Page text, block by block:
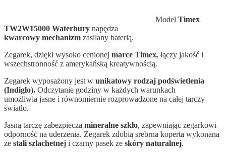
Model Timex
TW2W15000 Waterbury napędza
kwarcowy mechanizm zasilany baterią.
Zegarek, dzięki wysoko cenionej marce Timex, łączy jakość i
wszechstronność z amerykańską kreatywnością.
Zegarek wyposażony jest w unikatowy rodzaj podświetlenia
(Indiglo). Odczytanie godziny w każdych warunkach
umożliwia jasne i równomiernie rozprowadzone na całej tarczy
światło.
Jasną tarczę zabezpiecza mineralne szkło, zapewniając zegarkowi
odporność na uderzenia. Zegarek zdobią srebrna koperta wykonana
ze stali szlachetnej i czarny pasek ze skóry naturalnej.